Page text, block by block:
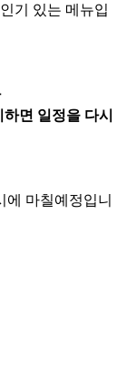
기 있는 메뉴입
면 일정을 다시
에 마칠예정입니